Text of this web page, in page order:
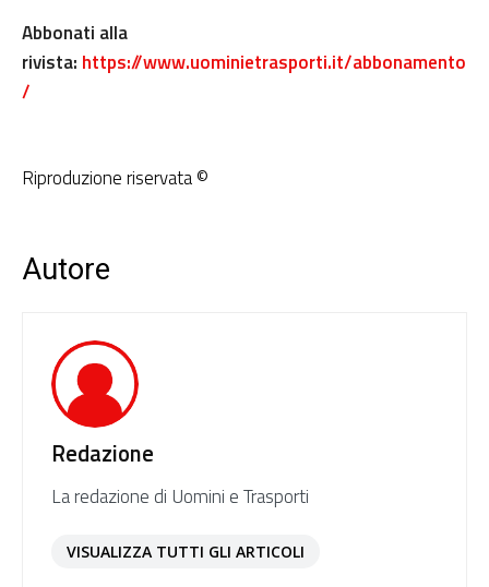
Abbonati alla
rivista: https://www.uominietrasporti.it/abbonamento
/
Riproduzione riservata ©
Autore
Redazione
La redazione di Uomini e Trasporti
VISUALIZZA TUTTI GLI ARTICOLI